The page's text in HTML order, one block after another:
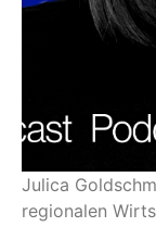
Julica
regionalen